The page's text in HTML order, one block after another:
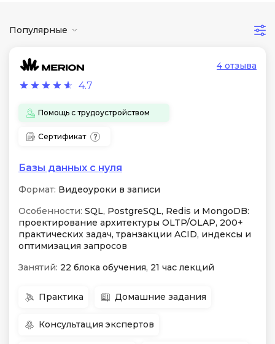
Популярные
4.7
4 отзыва
Помощь с трудоустройством
Сертификат
Базы данных с нуля
Формат: Видеоуроки в записи
Особенности: SQL, PostgreSQL, Redis и MongoDB:
проектирование архитектуры OLTP/OLAP, 200+
практических задач, транзакции ACID, индексы и
оптимизация запросов
Занятий: 22 блока обучения, 21 час лекций
Практика Домашние задания
Консультация экспертов